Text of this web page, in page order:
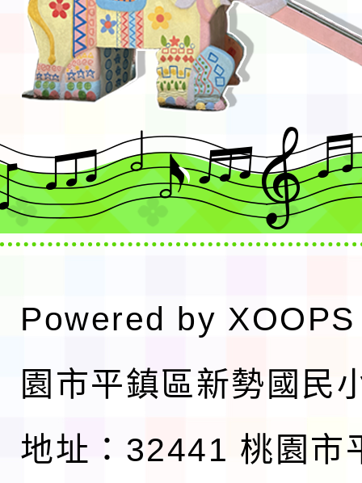
Powered by XOOPS
園市平鎮區新勢國民
地址：32441 桃園市